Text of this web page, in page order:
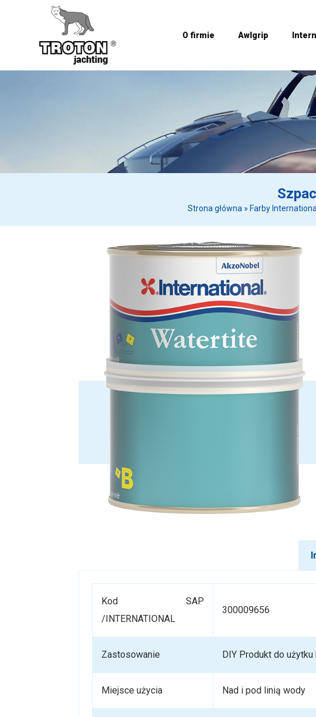
O firmie Awlgrip
Strona główna » Farby International
Kod SAP
/INTERNATIONAL
300009656
Zastosowanie DIY Produkt do
Miejsce użycia Nad i pod linią wody